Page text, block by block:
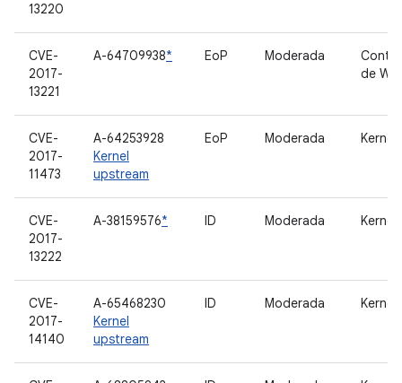
13220
CVE-
2017-
13221
A-64709938* EoP Moderada
de Wi-
CVE-
2017-
11473
A-64253928
Kernel
upstream
EoP Moderada Kernel
CVE-
2017-
13222
A-38159576* ID Moderada Kernel
CVE-
2017-
14140
A-65468230
Kernel
upstream
ID Moderada Kernel